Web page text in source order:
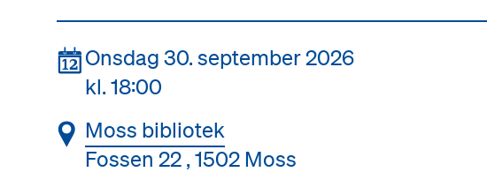
📆Onsdag 30. september 2026
kl. 18:00
📍 Moss bibliotek
Fossen 22 , 1502 Moss